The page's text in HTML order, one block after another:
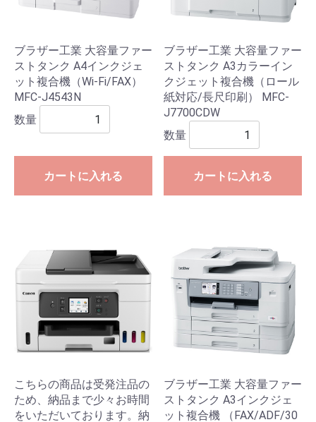
ブラザー工業 大容量ファー
ストタンク A4インクジェ
ット複合機（Wi-Fi/FAX）
MFC-J4543N
数量
カートに入れる
ブラザー工業 大容量ファー
ストタンク A3カラーイン
クジェット複合機（ロール
紙対応/長尺印刷） MFC-
J7700CDW
数量
カートに入れる
こちらの商品は受発注品の
ため、納品まで少々お時間
をいただいております。納
ブラザー工業 大容量ファー
ストタンク A3インクジェ
ット複合機 （FAX/ADF/30